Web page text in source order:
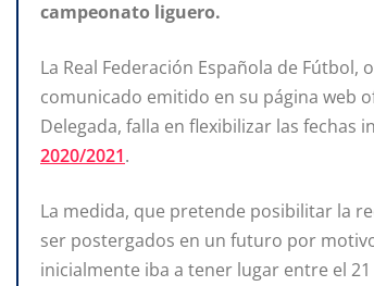
campeonato liguero.
La Real Federación Española de Fútbol,
comunicado emitido en su página web
Delegada, falla en flexibilizar las fechas
2020/2021.
La medida, que pretende posibilitar la
ser postergados en un futuro por
inicialmente iba a tener lugar entre el